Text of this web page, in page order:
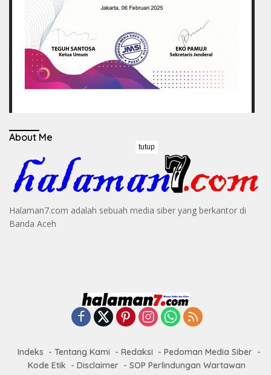
About Me
Halaman7.com adalah sebuah media siber yang berkantor di
Banda Aceh
Indeks Tentang Kami Redaksi
Pedoman Media Siber
Kode Etik
Disclaimer SOP Perlindungan Wartawan
tutup